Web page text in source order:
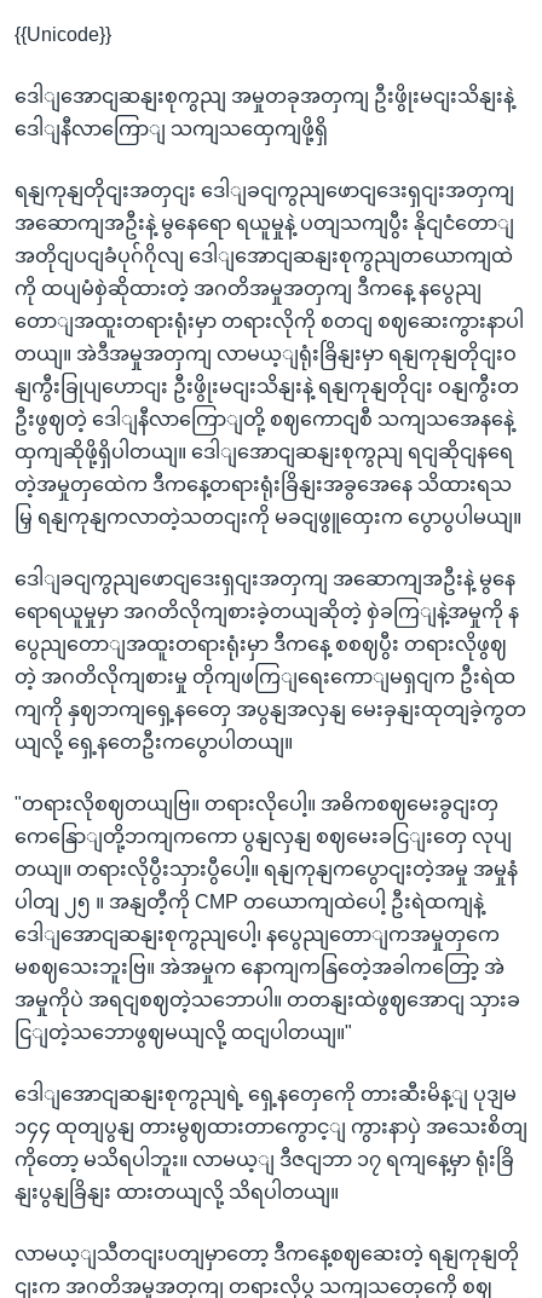
{{Unicode}}
ဒေါျအောငျဆနျးစုကွညျ အမှုတခုအတှကျ ဦးဖွိုးမငျးသိနျးနဲ့
ဒေါျနီလာကြောျ သကျသထှေကျဖို့ရှိ
ရနျကုနျတိုငျးအတှငျး ဒေါျခငျကွညျဖောငျဒေးရှငျးအတှကျ
အဆောကျအဦးနဲ့ မွနေရော ရယူမှုနဲ့ ပတျသကျပွီး နိုငျငံတောျ
အတိုငျပငျခံပုဂ်ဂိုလျ ဒေါျအောငျဆနျးစုကွညျတယောကျထဲ
ကို ထပျမံစှဲဆိုထားတဲ့ အဂတိအမှုအတှကျ ဒီကနေ့ နပွေညျ
တောျအထူးတရားရုံးမှာ တရားလိုကို စတငျ စဈဆေးကွားနာပါ
တယျ။ အဲဒီအမှုအတှကျ လာမယ့ျရုံးခြိနျးမှာ ရနျကုနျတိုငျးဝ
နျကွီးခြုပျဟောငျး ဦးဖွိုးမငျးသိနျးနဲ့ ရနျကုနျတိုငျး ဝနျကွီးတ
ဦးဖွဈတဲ့ ဒေါျနီလာကြောျတို့ စဈကောငျစီ သကျသအေနနေဲ့
ထှကျဆိုဖို့ရှိပါတယျ။ ဒေါျအောငျဆနျးစုကွညျ ရငျဆိုငျနရေ
တဲ့အမှုတှထေဲက ဒီကနေ့တရားရုံးခြိနျးအခွအေနေ သိထားရသ
မြှ ရနျကုနျကလာတဲ့သတငျးကို မခငျဖွူထှေးက ပွောပွပါမယျ။
ဒေါျခငျကွညျဖောငျဒေးရှငျးအတှကျ အဆောကျအဦးနဲ့ မွနေ
ရောရယူမှုမှာ အဂတိလိုကျစားခဲ့တယျဆိုတဲ့ စှဲခကြျနဲ့အမှုကို န
ပွေညျတောျအထူးတရားရုံးမှာ ဒီကနေ့ စစဈပွီး တရားလိုဖွဈ
တဲ့ အဂတိလိုကျစားမှု တိုကျဖကြျရေးကောျမရှငျက ဦးရဲထ
ကျကို နှဈဘကျရှေ့နတှေေ အပွနျအလှနျ မေးခှနျးထုတျခဲ့ကွတ
ယျလို့ ရှေ့နတေဦးကပွောပါတယျ။
"တရားလိုစဈတယျဗြ။ တရားလိုပေါ့။ အဓိကစဈမေးခွငျးတှ
ကေနြောျတို့ဘကျကကော ပွနျလှနျ စဈမေးခငြျးတှေ လုပျ
တယျ။ တရားလိုပွီးသှားပွီပေါ့။ ရနျကုနျကပွောငျးတဲ့အမှု အမှုနံ
ပါတျ ၂၅ ။ အနျတီ့ကို CMP တယောကျထဲပေါ့ ဦးရဲထကျနဲ့
ဒေါျအောငျဆနျးစုကွညျပေါ့၊ နပွေညျတောျကအမှုတှကေ
မစဈသေးဘူးဗြ။ အဲအမှုက နောကျကနြတေဲ့အခါကတြော့ အဲ
အမှုကိုပဲ အရငျစဈတဲ့သဘောပါ။ တတနျးထဲဖွဈအောငျ သှားခ
ငြျတဲ့သဘောဖွဈမယျလို့ ထငျပါတယျ။"
ဒေါျအောငျဆနျးစုကွညျရဲ့ ရှေ့နတှေကေို တားဆီးမိန့ျ ပုဒျမ
၁၄၄ ထုတျပွနျ တားမွဈထားတာကွောင့ျ ကွားနာပှဲ အသေးစိတျ
ကိုတော့ မသိရပါဘူး။ လာမယ့ျ ဒီဇငျဘာ ၁၇ ရကျနေ့မှာ ရုံးခြိ
နျးပွနျခြိနျး ထားတယျလို့ သိရပါတယျ။
လာမယ့ျသီတငျးပတျမှာတော့ ဒီကနေ့စဈဆေးတဲ့ ရနျကုနျတို
ငျးက အဂတိအမှုအတှကျ တရားလိုပွ သကျသတှေကေို စဈ